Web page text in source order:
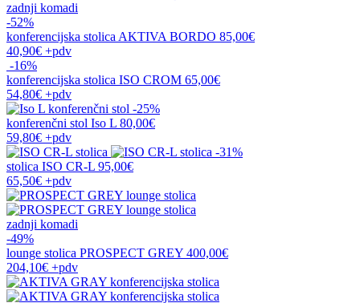
zadnji komadi
-52%
konferencijska stolicaAKTIVA BORDO 85,00€
40,90€ +pdv
-16%
konferencijska stolica ISO CROM 65,00€
54,80€ +pdv
-25%
konferenčni stol Iso L 80,00€
59,80€ +pdv
-31%
stolica ISO CR-L 95,00€
65,50€ +pdv
zadnji komadi
-49%
lounge stolica PROSPECT GREY 400,00€
204,10€ +pdv